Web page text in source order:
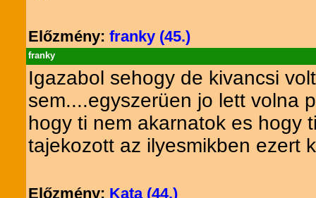
Előzmény: franky (45.)
franky
Igazabol sehogy de kivancsi
sem....egyszerüen jo lett volna
hogy ti nem akarnatok es hogy
tajekozott az ilyesmikben ezert
Előzmény: Kata (44.)